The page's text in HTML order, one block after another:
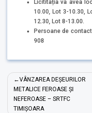
Licititația va avea
10.00, Lot 3-10.30,
12.30, Lot 8-13.00.
Persoane de
908
Navigare
în
articole
VÂNZAREA DEȘEURILOR
METALICE FEROASE ȘI
NEFEROASE – SRTFC
TIMIȘOARA